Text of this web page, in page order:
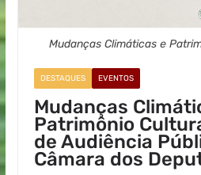
Mudanças Climáticas e
DESTAQUES EVENTOS
Mudanças
Patrimônio
de Audiência
Câmara dos